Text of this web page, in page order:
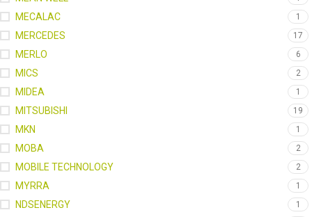
MECALAC 1
MERCEDES 17
MERLO 6
MICS 2
MIDEA 1
MITSUBISHI 19
MKN 1
MOBA 2
MOBILE TECHNOLOGY 2
MYRRA 1
NDSENERGY 1